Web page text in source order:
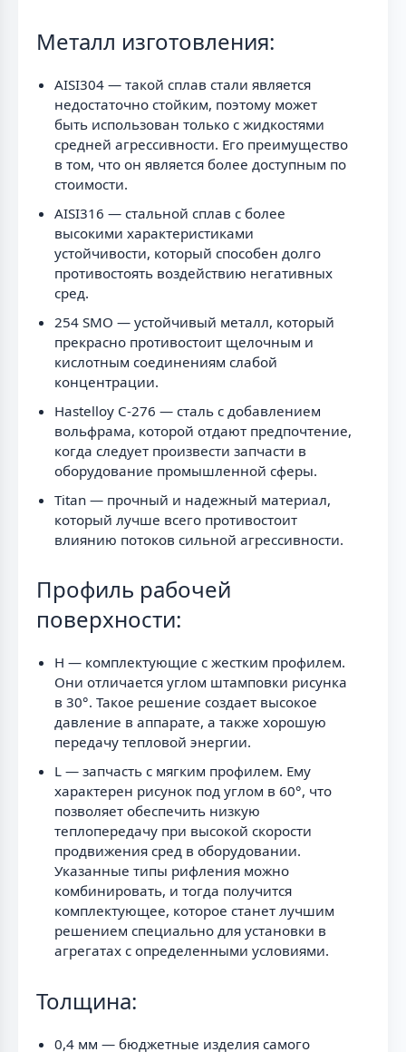
Металл изготовления:
AISI304 — такой сплав стали является
недостаточно стойким, поэтому может
быть использован только с жидкостями
средней агрессивности. Его преимущество
в том, что он является более доступным по
стоимости.
AISI316 — стальной сплав с более
высокими характеристиками
устойчивости, который способен долго
противостоять воздействию негативных
сред.
254 SMO — устойчивый металл, который
прекрасно противостоит щелочным и
кислотным соединениям слабой
концентрации.
Hastelloy C-276 — сталь с добавлением
вольфрама, которой отдают предпочтение,
когда следует произвести запчасти в
оборудование промышленной сферы.
Titan — прочный и надежный материал,
который лучше всего противостоит
влиянию потоков сильной агрессивности.
Профиль рабочей
поверхности:
H — комплектующие с жестким профилем.
Они отличается углом штамповки рисунка
в 30°. Такое решение создает высокое
давление в аппарате, а также хорошую
передачу тепловой энергии.
L — запчасть с мягким профилем. Ему
характерен рисунок под углом в 60°, что
позволяет обеспечить низкую
теплопередачу при высокой скорости
продвижения сред в оборудовании.
Указанные типы рифления можно
комбинировать, и тогда получится
комплектующее, которое станет лучшим
решением специально для установки в
агрегатах с определенными условиями.
Толщина:
0,4 мм — бюджетные изделия самого